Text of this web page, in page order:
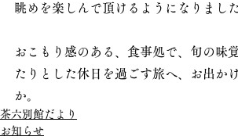
眺めを楽しんで頂けるようになりました
おこもり感のある、食事処で、旬の味
たりとした休日を過ごす旅へ、お出か
か。
茶六別館だより
お知らせ